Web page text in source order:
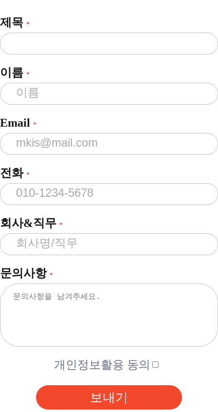
제목 *
이름 *
Email *
전화 *
회사&직무 *
문의사항 *
개인정보활용 동의
보내기